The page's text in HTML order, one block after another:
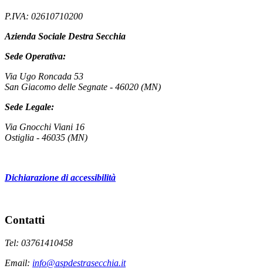
P.IVA: 02610710200
Azienda Sociale Destra Secchia
Sede Operativa:
Via Ugo Roncada 53
San Giacomo delle Segnate - 46020 (MN)
Sede Legale:
Via Gnocchi Viani 16
Ostiglia - 46035 (MN)
Dichiarazione di accessibilità
Contatti
Tel: 03761410458
Email: info@aspdestrasecchia.it